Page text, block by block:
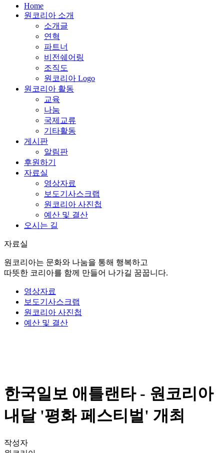
Home
원코리아 소개
소개글
연혁
파트너
비전쉐어링
조직도
원코리아 Logo
원코리아 활동
교육
나눔
국제교류
기타활동
게시판
알림판
후원하기
자료실
영상자료
보도기사스크랩
원코리아 사진첩
예산 및 결산
오시는 길
자료실
원코리아는 문화와 나눔을 통해 행복하고
따뜻한 코리아를 함께 만들어 나가길 꿈꿉니다.
영상자료
보도기사스크랩
원코리아 사진첩
예산 및 결산
한국일보 애틀랜타 - 원코리아
내달 '평화 페스티벌' 개최
작성자